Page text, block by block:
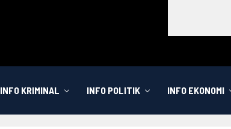
INFO KRIMINAL INFO POLITIK INFO EKONOMI